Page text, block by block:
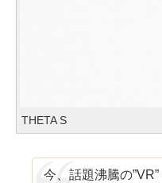
THETA S
今、話題沸騰の